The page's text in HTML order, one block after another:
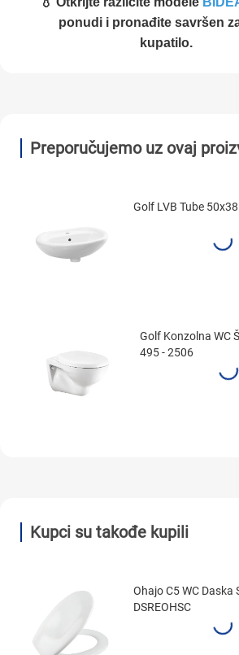
ponudi i pronađite savršen
kupatilo.
Preporučujemo uz ovaj
Golf LVB Tube
Golf Konzolna WC
495 - 2506
Kupci su takođe kupili
Ohajo C5 WC Daska
DSREOHSC